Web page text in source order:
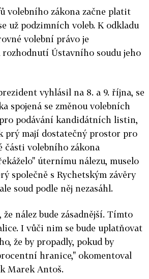
volebního zákona začne platit
už podzimních voleb. K odkladu
volební právo je
rozhodnutí Ústavního soudu jeho
vyhlásil na 8. a 9. října, se
spojená se změnou volebních
podávání kandidátních listin,
prý mají dostatečný prostor pro
části volebního zákona
úternímu nálezu, muselo
společně s Rychetským závěry
soud podle něj nezasáhl.
nález bude zásadnější. Tímto
I vůči nim se bude uplatňovat
že by propadly, pokud by
hranice," okomentoval
Marek Antoš.